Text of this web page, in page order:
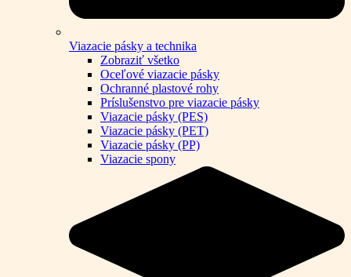
Viazacie pásky a technika
Zobraziť všetko
Oceľové viazacie pásky
Ochranné plastové rohy
Príslušenstvo pre viazacie pásky
Viazacie pásky (PES)
Viazacie pásky (PET)
Viazacie pásky (PP)
Viazacie spony